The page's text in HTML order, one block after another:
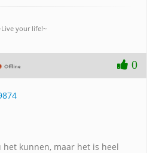
your life!~
0
het kunnen, maar het is heel